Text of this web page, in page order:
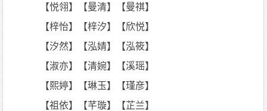
【悦翎】【曼清】【曼祺】
【梓怡】【梓汐】【欣悦】
【汐然】【泓婧】【泓筱】
【淑亦】【清婉】【溪瑶】
【熙婷】【琳玉】【瑾彦】
【祖依】【芊璇】【芷兰】